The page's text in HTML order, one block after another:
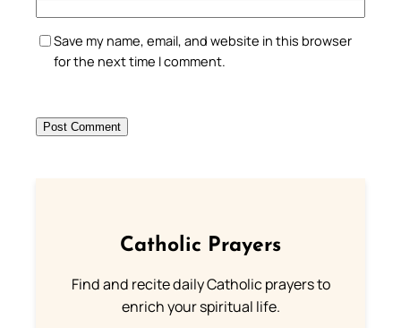
Save my name, email, and website in this browser
for the next time I comment.
Catholic Prayers
Find and recite daily Catholic prayers to
enrich your spiritual life.